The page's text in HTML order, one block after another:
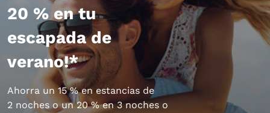
20 % en tu
escapada de
verano!*
Ahorra un 15 % en estancias de
2 noches o un 20 % en 3 noches o